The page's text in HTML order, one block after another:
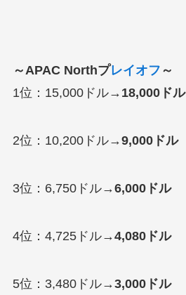
～APAC Northプレイオフ ～
1位：15,000ドル→ 18,000ドル
2位：10,200ドル→9,000ドル
3位：6,750ドル→6,000ドル
4位：4,725ドル→4,080ドル
5位：3,480ドル→3,000ドル